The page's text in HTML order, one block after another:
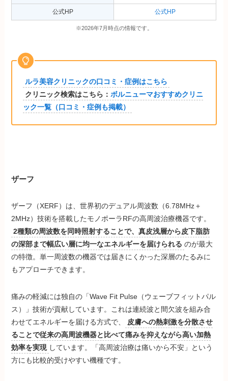
公式HP 公式HP
※2026年7月時点の情報です。
ルラ美容クリニックの口コミ・症例はこちら
クリニック検索はこちら：ボルニューマおすすめクリニ
ック一覧（口コミ・症例も掲載）
ザーフ
ザーフ（XERF）は、世界初のデュアル周波数（6.78MHz＋
2MHz）技術を搭載したモノポーラRFの高周波治療機器です。
2種類の周波数を同時照射することで、真皮浅層から皮下脂肪
の深部まで幅広い層に均一なエネルギーを届けられる のが最大
の特徴。単一周波数の機器では届きにくかった深層のたるみに
もアプローチできます。
痛みの軽減には独自の「Wave Fit Pulse（ウェーブフィットパル
ス）」技術が貢献しています。これは連続波と間欠波を組み合
わせてエネルギーを届ける方式で、
皮膚への熱刺激を分散させ
ることで従来の高周波機器と比べて痛みを抑えながら高い加熱
効率を実現 しています。「高周波治療は痛いから不安」という
方にも比較的受けやすい機種です。